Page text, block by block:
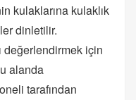
kulaklarına kulaklık
dinletilir.
değerlendirmek için
alanda
tarafından